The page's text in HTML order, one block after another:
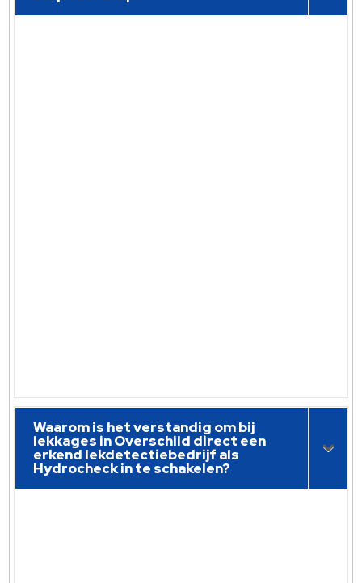
Waarom is het verstandig om bij
lekkages in Overschild direct een
erkend lekdetectiebedrijf als
Hydrocheck in te schakelen?